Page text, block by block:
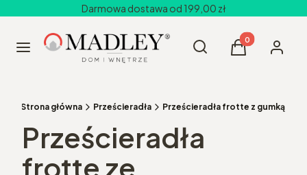
Darmowa dostawa od 199,00 zł
Menu Otwórz wyszukiwarkę
Szukaj Produkty w
Koszyk Zaloguj
Strona główna Prześcieradła Prześcieradła frotte z gumką
Prześcieradła
frotte ze